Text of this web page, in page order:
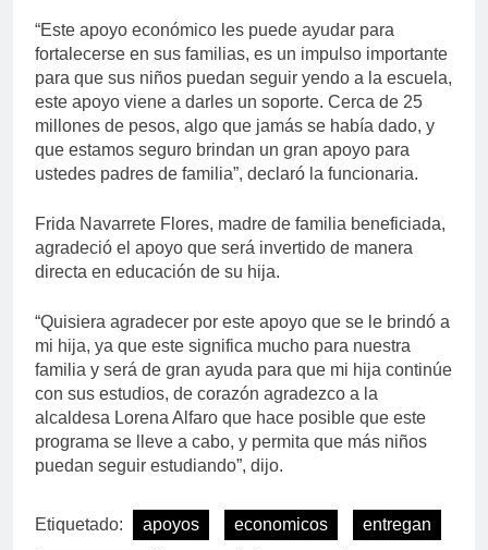
“Este apoyo económico les puede ayudar para
fortalecerse en sus familias, es un impulso importante
para que sus niños puedan seguir yendo a la escuela,
este apoyo viene a darles un soporte. Cerca de 25
millones de pesos, algo que jamás se había dado, y
que estamos seguro brindan un gran apoyo para
ustedes padres de familia”, declaró la funcionaria.
Frida Navarrete Flores, madre de familia beneficiada,
agradeció el apoyo que será invertido de manera
directa en educación de su hija.
“Quisiera agradecer por este apoyo que se le brindó a
mi hija, ya que este significa mucho para nuestra
familia y será de gran ayuda para que mi hija continúe
con sus estudios, de corazón agradezco a la
alcaldesa Lorena Alfaro que hace posible que este
programa se lleve a cabo, y permita que más niños
puedan seguir estudiando”, dijo.
Etiquetado: apoyos economicos entregan